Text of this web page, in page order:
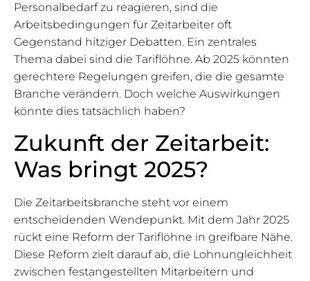
Personalbedarf zu reagieren, sind die
Arbeitsbedingungen für Zeitarbeiter oft
Gegenstand hitziger Debatten. Ein zentrales
Thema dabei sind die Tariflöhne. Ab 2025 könnten
gerechtere Regelungen greifen, die die gesamte
Branche verändern. Doch welche Auswirkungen
könnte dies tatsächlich haben?
Zukunft der Zeitarbeit:
Was bringt 2025?
Die Zeitarbeitsbranche steht vor einem
entscheidenden Wendepunkt. Mit dem Jahr 2025
rückt eine Reform der Tariflöhne in greifbare Nähe.
Diese Reform zielt darauf ab, die Lohnungleichheit
zwischen festangestellten Mitarbeitern und